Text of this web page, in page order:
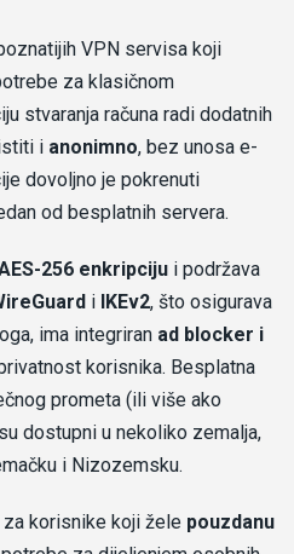
VPN servisa koji
za klasičnom
stvaranja računa radi dodatnih
i anonimno, bez unosa e-
dovoljno je pokrenuti
od besplatnih servera.
256 enkripciju i podržava
i IKEv2, što osigurava
ima integriran ad blocker i
korisnika. Besplatna
prometa (ili više ako
dostupni u nekoliko zemalja,
i Nizozemsku.
korisnike koji žele pouzdanu